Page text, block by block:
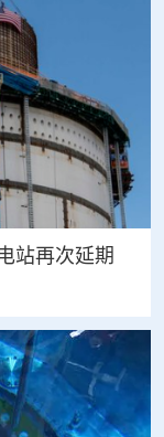
站再次延期